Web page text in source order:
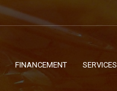
FINANCEMENT SERVICES